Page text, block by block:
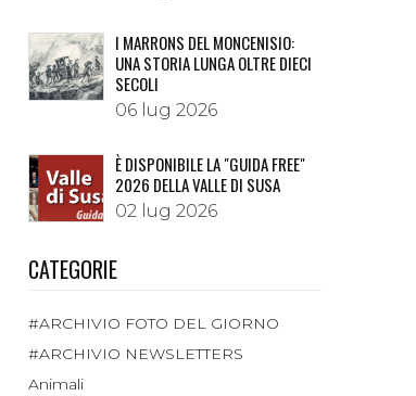
I MARRONS DEL MONCENISIO:
UNA STORIA LUNGA OLTRE DIECI
SECOLI
06 lug 2026
È DISPONIBILE LA "GUIDA FREE"
2026 DELLA VALLE DI SUSA
02 lug 2026
CATEGORIE
#ARCHIVIO FOTO DEL GIORNO
#ARCHIVIO NEWSLETTERS
Animali